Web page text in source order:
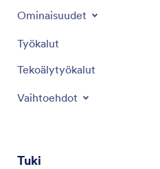
Ominaisuudet
Työkalut
Tekoälytyökalut
Vaihtoehdot
Tuki